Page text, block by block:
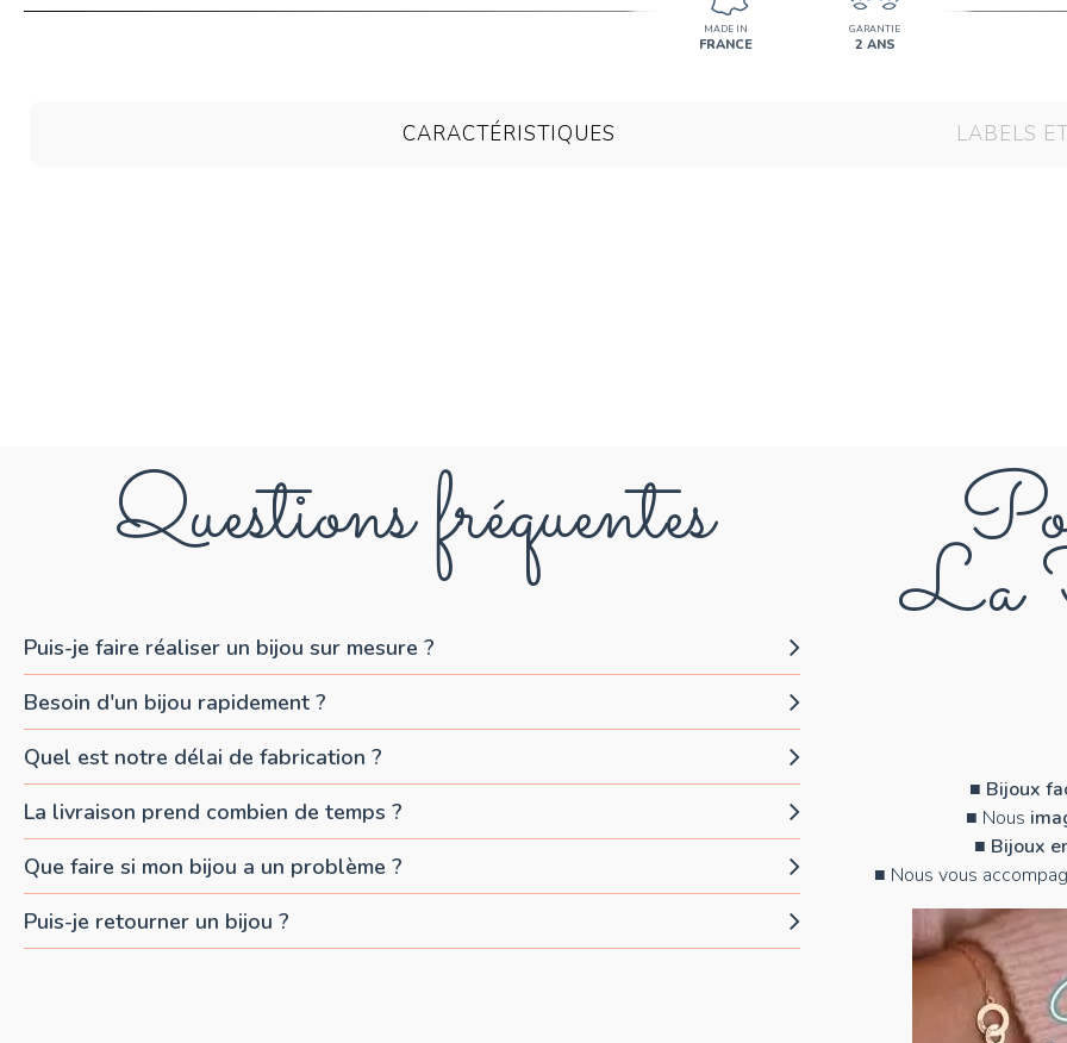
MADE IN
FRANCE
GARANTIE
2 ANS
CARACTÉRISTIQUES LABELS
Questions fréquentes
Puis-je faire réaliser un bijou sur mesure ?
Besoin d'un bijou rapidement ?
Quel est notre délai de fabrication ?
La livraison prend combien de temps ?
Que faire si mon bijou a un problème ?
Puis-je retourner un bijou ?
La
■ Bijoux
■ Nous
■ Bijoux
■ Nous vous